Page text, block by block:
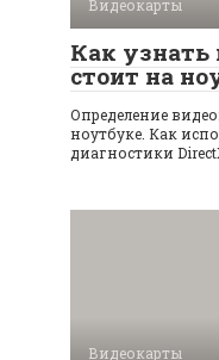
Видеокарты
Как узнать
стоит на
Определение
ноутбуке. Как
диагностики
Видеокарты